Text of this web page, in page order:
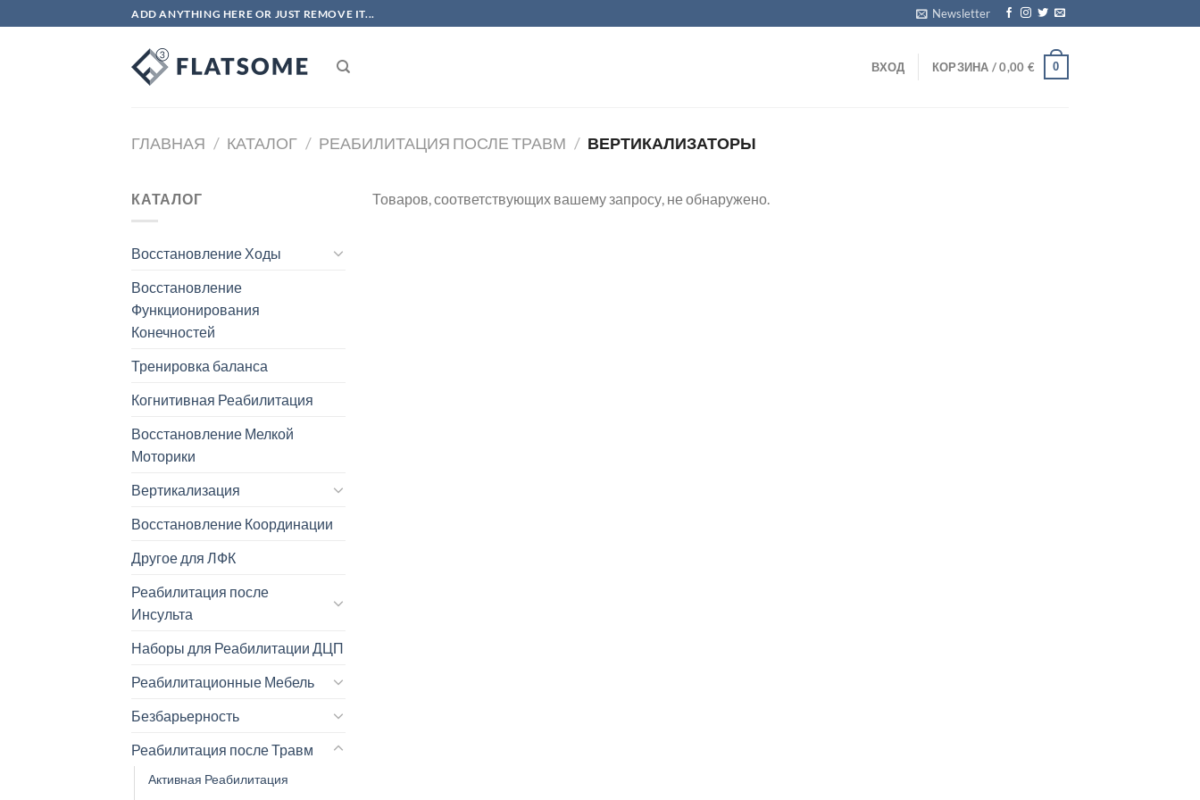
to
ADD ANYTHING HERE OR JUST REMOVE IT... Newsletter
ВХОД КОРЗИНА /0,00 € 0
ГЛАВНАЯ / КАТАЛОГ / РЕАБИЛИТАЦИЯ ПОСЛЕ ТРАВМ / ВЕРТИКАЛИЗАТОРЫ
КАТАЛОГ
Восстановление Ходы
Восстановление
Функционирования
Конечностей
Тренировка баланса
Когнитивная Реабилитация
Восстановление Мелкой
Моторики
Вертикализация
Восстановление Координации
Другое для ЛФК
Реабилитация после
Инсульта
Наборы для Реабилитации ДЦП
Реабилитационные Мебель
Безбарьерность
Реабилитация после Травм
Активная Реабилитация
Товаров, соответствующих вашему запросу, не обнаружено.